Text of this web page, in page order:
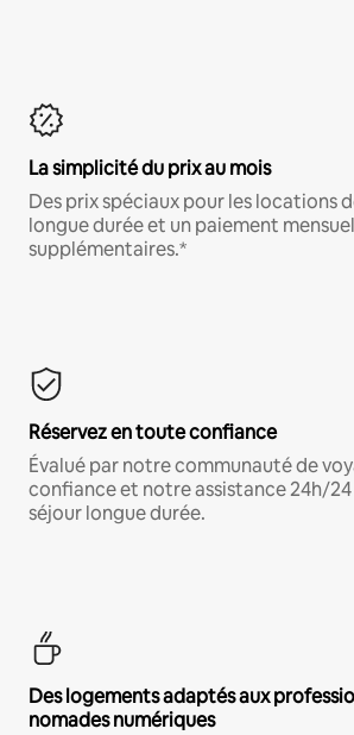
La simplicité du prix au mois
Des prix spéciaux pour les locations
longue durée et un paiement
supplémentaires.*
Réservez en toute confiance
Évalué par notre communauté de
confiance et notre assistance 24h/
séjour longue durée.
Des logements adaptés aux
nomades numériques